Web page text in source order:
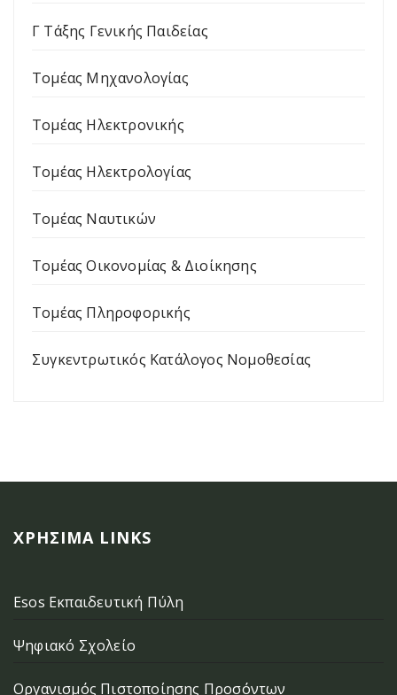
Γ Τάξης Γενικής Παιδείας
Τομέας Μηχανολογίας
Τομέας Ηλεκτρονικής
Τομέας Ηλεκτρολογίας
Τομέας Ναυτικών
Τομέας Οικονομίας & Διοίκησης
Τομέας Πληροφορικής
Συγκεντρωτικός Κατάλογος Νομοθεσίας
ΧΡΉΣΙΜΑ LINKS
Esos Εκπαιδευτική Πύλη
Ψηφιακό Σχολείο
Οργανισμός Πιστοποίησης Προσόντων